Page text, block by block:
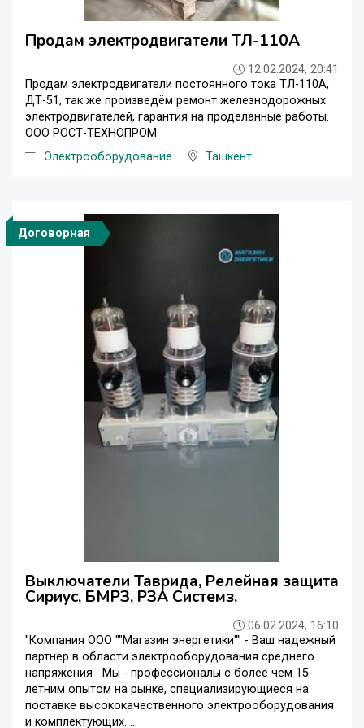
Продам электродвигатели ТЛ-110А
12.02.2024, 20:41
Продам электродвигатели постоянного тока ТЛ-110А,
ДТ-51, так же произведём ремонт железнодорожных
электродвигателей, гарантия на проделанные работы.
ООО РОСТ-ТЕХНОПРОМ
Электрооборудование
Ташкент
Договорная
Выключатели Таврида, Релейная защита
Сириус, БМРЗ, РЗА Системз.
06.02.2024, 16:10
"Компания ООО ""Магазин энергетики"" - Ваш надежный
партнер в области электрооборудования среднего
напряжения Мы - профессионалы с более чем 15-
летним опытом на рынке, специализирующиеся на
поставке высококачественного электрооборудования
и комплектующих. ...